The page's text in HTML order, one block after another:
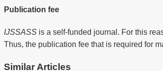
Publication fee
IJSSASS is a self-funded journal. For this
Thus, the publication fee that is required for
Similar Articles